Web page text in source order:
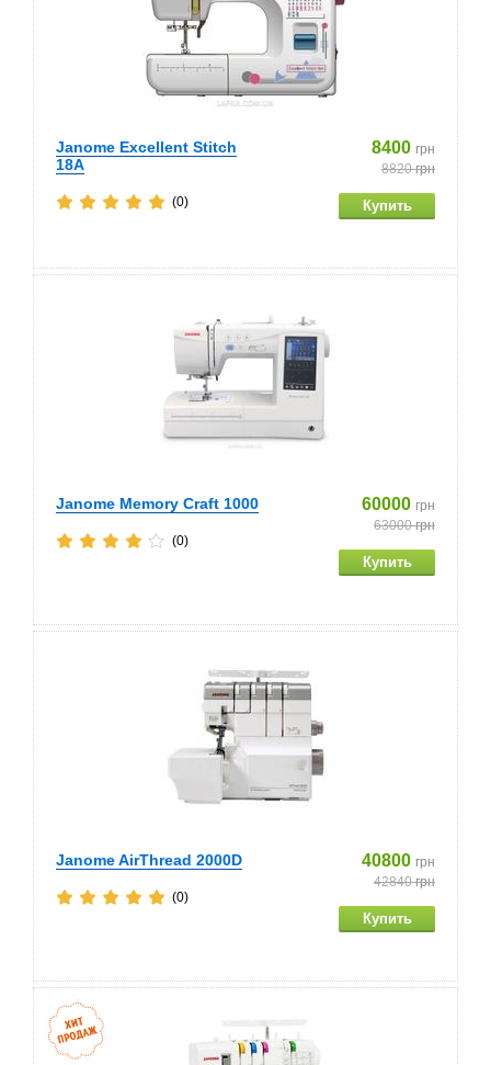
Janome Excellent Stitch
18A
8400 грн
8820грн
(0)
Janome Memory Craft 1000 60000 грн
63000грн
(0)
Janome AirThread 2000D 40800 грн
42840грн
(0)